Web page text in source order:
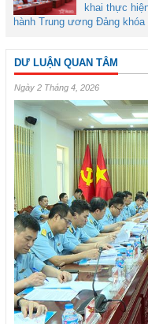
khai thực
hành Trung ương Đảng khóa
DƯ LUẬN QUAN TÂM
Ngày 2 Tháng 4, 2026